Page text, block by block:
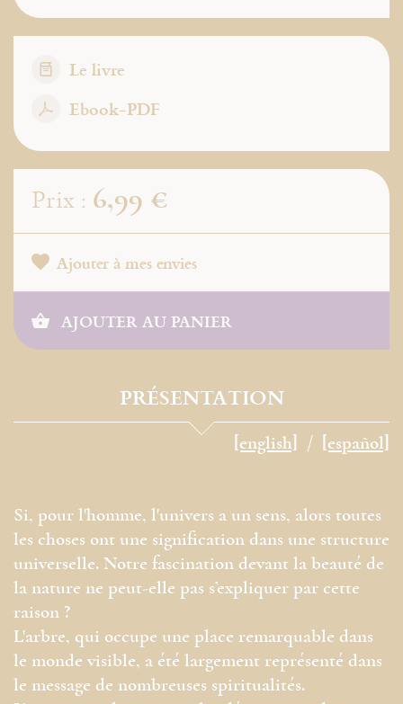
Le livre
Ebook-PDF
Prix : 6,99 €
Ajouter à mes envies
AJOUTER AU PANIER
PRÉSENTATION
[english] [español]
Si, pour l'homme, l'univers a un sens, alors toutes
les choses ont une signification dans une structure
universelle. Notre fascination devant la beauté de
la nature ne peut-elle pas s’expliquer par cette
raison ?
L'arbre, qui occupe une place remarquable dans
le monde visible, a été largement représenté dans
le message de nombreuses spiritualités.